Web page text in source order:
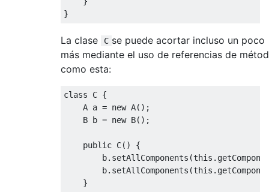
}
La clase C se puede acortar incluso un poco
más mediante el uso de referencias de
como esta:
class C {
    A a
= new A();
    B b
= new B();
public C()
{
        b
. setAllComponents (this .
        b
. setAllComponents (this .
}